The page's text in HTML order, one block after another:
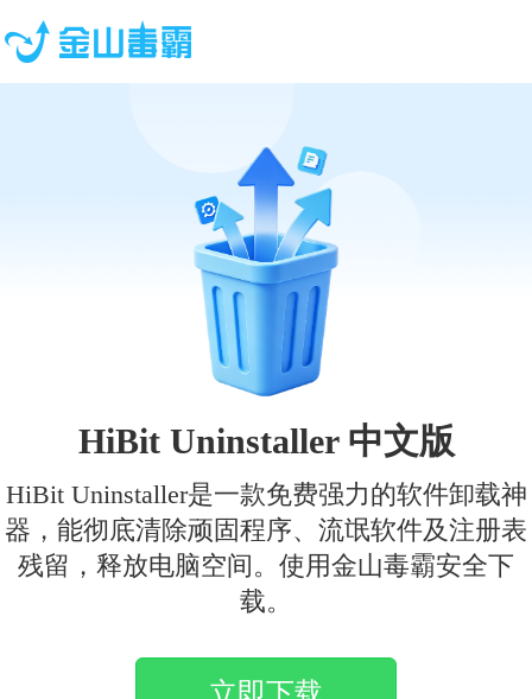
HiBit Uninstaller 中文版
HiBit Uninstaller是一款免费强力的软件卸载神
器，能彻底清除顽固程序、流氓软件及注册表
残留，释放电脑空间。使用金山毒霸安全下
载。